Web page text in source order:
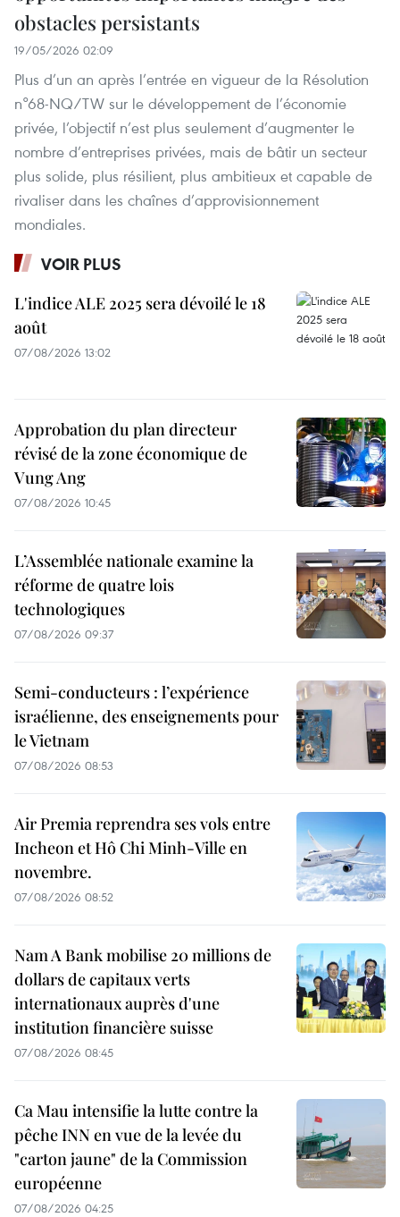
obstacles persistants
19/05/2026 02:09
Plus d’un an après l’entrée en vigueur de la Résolution
n°68-NQ/TW sur le développement de l’économie
privée, l’objectif n’est plus seulement d’augmenter le
nombre d’entreprises privées, mais de bâtir un secteur
plus solide, plus résilient, plus ambitieux et capable de
rivaliser dans les chaînes d’approvisionnement
mondiales.
VOIR PLUS
L'indice ALE 2025 sera dévoilé le 18
août
07/08/2026 13:02
Approbation du plan directeur
révisé de la zone économique de
Vung Ang
07/08/2026 10:45
L’Assemblée nationale examine la
réforme de quatre lois
technologiques
07/08/2026 09:37
Semi-conducteurs : l’expérience
israélienne, des enseignements pour
le Vietnam
07/08/2026 08:53
Air Premia reprendra ses vols entre
Incheon et Hô Chi Minh-Ville en
novembre.
07/08/2026 08:52
Nam A Bank mobilise 20 millions de
dollars de capitaux verts
internationaux auprès d'une
institution financière suisse
07/08/2026 08:45
Ca Mau intensifie la lutte contre la
pêche INN en vue de la levée du
"carton jaune" de la Commission
européenne
07/08/2026 04:25